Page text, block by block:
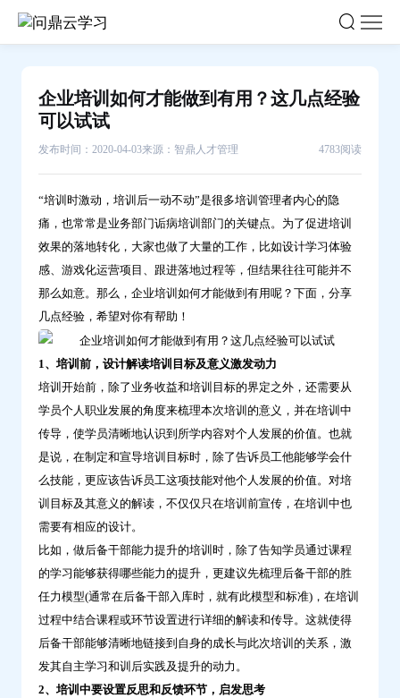
企业培训如何才能做到有用？这几点经验
可以试试
发布时间：2020-04-03来源：智鼎人才管理 4783阅读
“培训时激动，培训后一动不动”是很多培训管理者内心的隐
痛，也常常是业务部门诟病培训部门的关键点。为了促进培训
效果的落地转化，大家也做了大量的工作，比如设计学习体验
感、游戏化运营项目、跟进落地过程等，但结果往往可能并不
那么如意。那么，企业培训如何才能做到有用呢？下面，分享
几点经验，希望对你有帮助！
1、培训前，设计解读培训目标及意义激发动力
培训开始前，除了业务收益和培训目标的界定之外，还需要从
学员个人职业发展的角度来梳理本次培训的意义，并在培训中
传导，使学员清晰地认识到所学内容对个人发展的价值。也就
是说，在制定和宣导培训目标时，除了告诉员工他能够学会什
么技能，更应该告诉员工这项技能对他个人发展的价值。对培
训目标及其意义的解读，不仅仅只在培训前宣传，在培训中也
需要有相应的设计。
比如，做后备干部能力提升的培训时，除了告知学员通过课程
的学习能够获得哪些能力的提升，更建议先梳理后备干部的胜
任力模型(通常在后备干部入库时，就有此模型和标准)，在培训
过程中结合课程或环节设置进行详细的解读和传导。这就使得
后备干部能够清晰地链接到自身的成长与此次培训的关系，激
发其自主学习和训后实践及提升的动力。
2、培训中要设置反思和反馈环节，启发思考